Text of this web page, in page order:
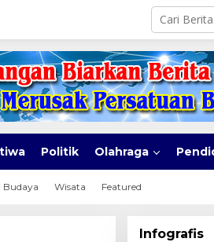
Politik Olahraga
Budaya Wisata Featured
Infografis